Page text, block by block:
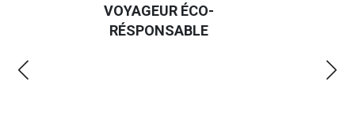
VOYAGEUR ÉCO-
RÉSPONSABLE